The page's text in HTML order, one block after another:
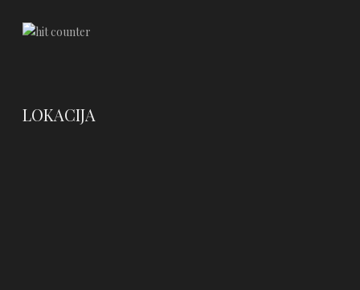
LOKACIJA